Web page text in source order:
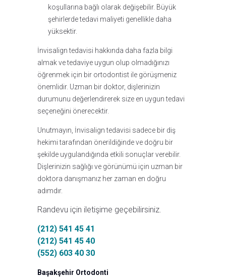
koşullarına bağlı olarak değişebilir. Büyük
şehirlerde tedavi maliyeti genellikle daha
yüksektir.
İnvisalign tedavisi hakkında daha fazla bilgi
almak ve tedaviye uygun olup olmadığınızı
öğrenmek için bir ortodontist ile görüşmeniz
önemlidir. Uzman bir doktor, dişlerinizin
durumunu değerlendirerek size en uygun tedavi
seçeneğini önerecektir.
Unutmayın, İnvisalign tedavisi sadece bir diş
hekimi tarafından önerildiğinde ve doğru bir
şekilde uygulandığında etkili sonuçlar verebilir.
Dişlerinizin sağlığı ve görünümü için uzman bir
doktora danışmanız her zaman en doğru
adımdır.
Randevu için iletişime geçebilirsiniz.
(212) 541 45 41
(212) 541 45 40
(552) 603 40 30
Başakşehir Ortodonti